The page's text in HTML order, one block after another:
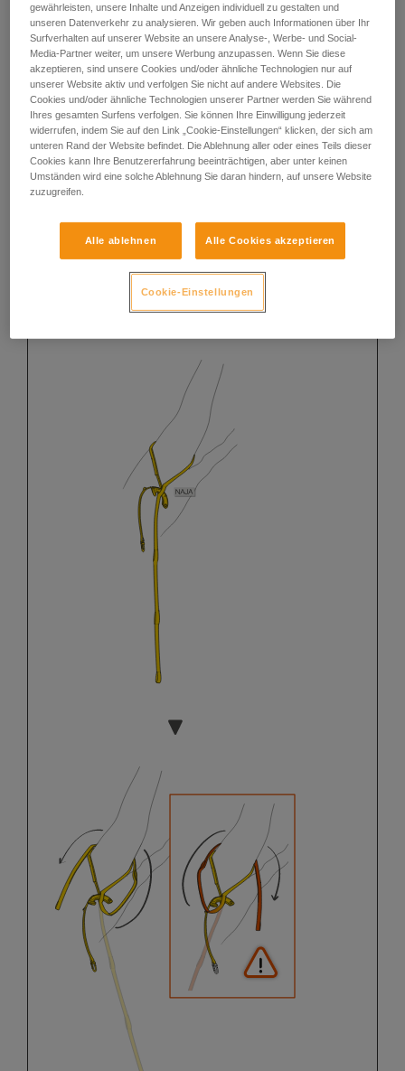
gewährleisten, unsere Inhalte und Anzeigen individuell zu gestalten und
unseren Datenverkehr zu analysieren. Wir geben auch Informationen über Ihr
Surfverhalten auf unserer Website an unsere Analyse-, Werbe- und Social-
Media-Partner weiter, um unsere Werbung anzupassen. Wenn Sie diese
akzeptieren, sind unsere Cookies und/oder ähnliche Technologien nur auf
unserer Website aktiv und verfolgen Sie nicht auf andere Websites. Die
Cookies und/oder ähnliche Technologien unserer Partner werden Sie während
Ihres gesamten Surfens verfolgen. Sie können Ihre Einwilligung jederzeit
widerrufen, indem Sie auf den Link „Cookie-Einstellungen“ klicken, der sich am
unteren Rand der Website befindet. Die Ablehnung aller oder eines Teils dieser
Cookies kann Ihre Benutzererfahrung beeinträchtigen, aber unter keinen
Umständen wird eine solche Ablehnung Sie daran hindern, auf unsere Website
zuzugreifen.
Alle ablehnen Alle Cookies akzeptieren
Cookie-Einstellungen